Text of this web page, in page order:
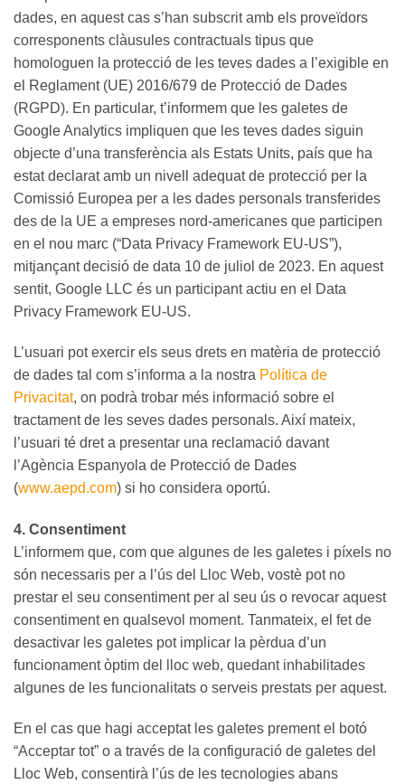
dades, en aquest cas s’han subscrit amb els proveïdors
corresponents clàusules contractuals tipus que
homologuen la protecció de les teves dades a l’exigible en
el Reglament (UE) 2016/679 de Protecció de Dades
(RGPD). En particular, t’informem que les galetes de
Google Analytics impliquen que les teves dades siguin
objecte d’una transferència als Estats Units, país que ha
estat declarat amb un nivell adequat de protecció per la
Comissió Europea per a les dades personals transferides
des de la UE a empreses nord-americanes que participen
en el nou marc (“Data Privacy Framework EU-US”),
mitjançant decisió de data 10 de juliol de 2023. En aquest
sentit, Google LLC és un participant actiu en el Data
Privacy Framework EU-US.
L’usuari pot exercir els seus drets en matèria de protecció
de dades tal com s’informa a la nostra Política de
Privacitat, on podrà trobar més informació sobre el
tractament de les seves dades personals. Així mateix,
l’usuari té dret a presentar una reclamació davant
l’Agència Espanyola de Protecció de Dades
(www.aepd.com) si ho considera oportú.
4. Consentiment
L’informem que, com que algunes de les galetes i píxels no
són necessaris per a l’ús del Lloc Web, vostè pot no
prestar el seu consentiment per al seu ús o revocar aquest
consentiment en qualsevol moment. Tanmateix, el fet de
desactivar les galetes pot implicar la pèrdua d’un
funcionament òptim del lloc web, quedant inhabilitades
algunes de les funcionalitats o serveis prestats per aquest.
En el cas que hagi acceptat les galetes prement el botó
“Acceptar tot” o a través de la configuració de galetes del
Lloc Web, consentirà l’ús de les tecnologies abans